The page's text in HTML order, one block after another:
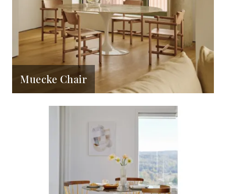
Muecke Chair